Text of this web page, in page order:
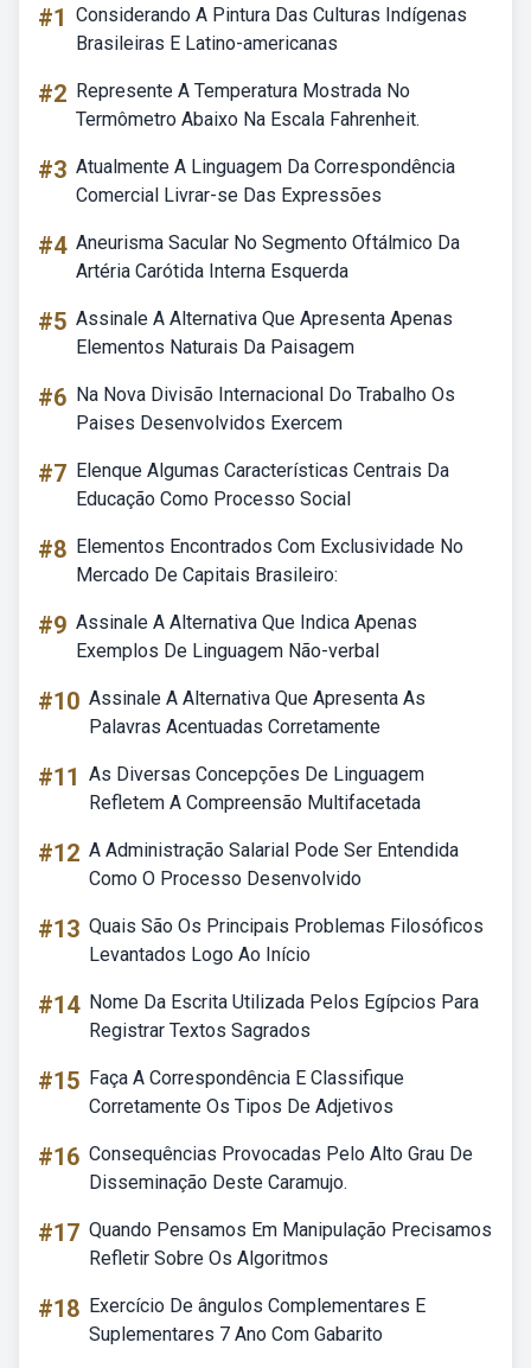
#1 Considerando A Pintura Das Culturas Indígenas
Brasileiras E Latino-americanas
#2 Represente A Temperatura Mostrada No
Termômetro Abaixo Na Escala Fahrenheit.
#3 Atualmente A Linguagem Da Correspondência
Comercial Livrar-se Das Expressões
#4 Aneurisma Sacular No Segmento Oftálmico Da
Artéria Carótida Interna Esquerda
#5 Assinale A Alternativa Que Apresenta Apenas
Elementos Naturais Da Paisagem
#6 Na Nova Divisão Internacional Do Trabalho Os
Paises Desenvolvidos Exercem
#7 Elenque Algumas Características Centrais Da
Educação Como Processo Social
#8 Elementos Encontrados Com Exclusividade No
Mercado De Capitais Brasileiro:
#9 Assinale A Alternativa Que Indica Apenas
Exemplos De Linguagem Não-verbal
#10 Assinale A Alternativa Que Apresenta As
Palavras Acentuadas Corretamente
#11 As Diversas Concepções De Linguagem
Refletem A Compreensão Multifacetada
#12 A Administração Salarial Pode Ser Entendida
Como O Processo Desenvolvido
#13 Quais São Os Principais Problemas Filosóficos
Levantados Logo Ao Início
#14 Nome Da Escrita Utilizada Pelos Egípcios Para
Registrar Textos Sagrados
#15 Faça A Correspondência E Classifique
Corretamente Os Tipos De Adjetivos
#16 Consequências Provocadas Pelo Alto Grau De
Disseminação Deste Caramujo.
#17 Quando Pensamos Em Manipulação Precisamos
Refletir Sobre Os Algoritmos
#18 Exercício De ângulos Complementares E
Suplementares 7 Ano Com Gabarito